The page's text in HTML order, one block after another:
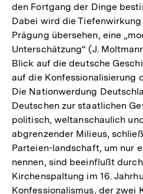
den Fortgang der Dinge
Dabei wird die
Prägung übersehen, eine
Unterschätzung“ (J.
Blick auf die deutsche
auf die Konfessionalisierung
Die Nationwerdung
Deutschen zur staatlichen
politisch, weltanschaulich
abgrenzender Milieus,
Parteien-landschaft, um nur
nennen, sind beeinflußt
Kirchenspaltung im 16.
Konfessionalismus, der zwei